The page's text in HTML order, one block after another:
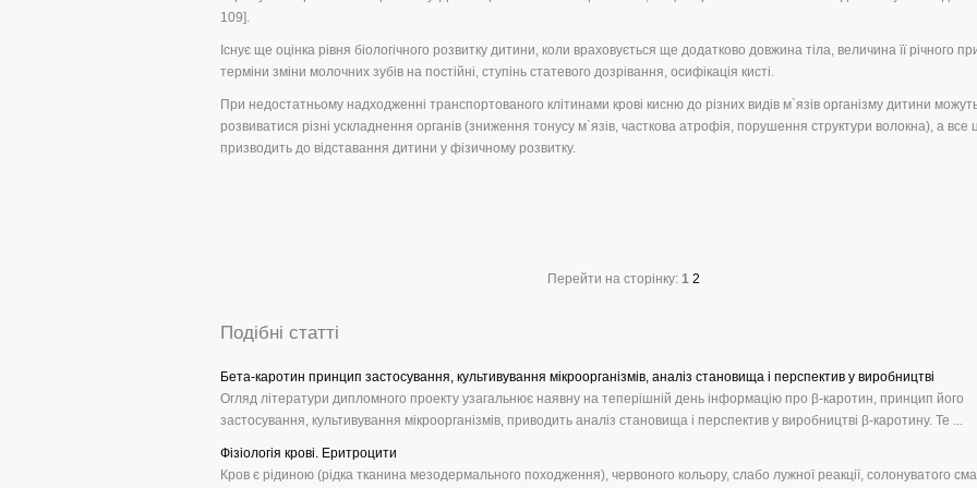
109].
Існує ще оцінка рівня біологічного розвитку дитини, коли враховується ще додатково довжина тіла, величина її річного
терміни зміни молочних зубів на постійні, ступінь статевого дозрівання, осифікація кисті.
При недостатньому надходженні транспортованого клітинами крові кисню до різних видів м`язів організму дитини
розвиватися різні ускладнення органів (зниження тонусу м`язів, часткова атрофія, порушення структури волокна), а все
призводить до відставання дитини у фізичному розвитку.
Перейти на сторінку: 1 2
Подібні статті
Бета-каротин принцип застосування, культивування мікроорганізмів, аналіз становища і перспектив у виробництві
Огляд літератури дипломного проекту узагальнює наявну на теперішній день інформацію про β-каротин, принцип його
застосування, культивування мікроорганізмів, приводить аналіз становища і перспектив у виробництві β-каротину. Те ...
Фізіологія крові. Еритроцити
Кров є рідиною (рідка тканина мезодермального походження), червоного кольору, слабо лужної реакції, солонуватого